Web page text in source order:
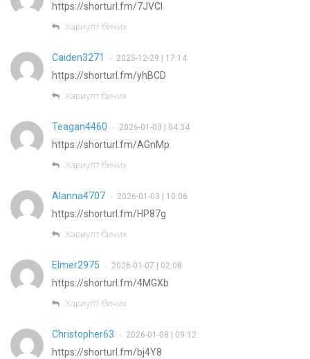
https://shorturl.fm/7JVCl
Хариулт бичих
Caiden3271 • 2025-12-29 | 17:14
https://shorturl.fm/yhBCD
Хариулт бичих
Teagan4460 • 2026-01-03 | 04:34
https://shorturl.fm/AGnMp
Хариулт бичих
Alanna4707 • 2026-01-03 | 10:06
https://shorturl.fm/HP87g
Хариулт бичих
Elmer2975 • 2026-01-07 | 02:08
https://shorturl.fm/4MGXb
Хариулт бичих
Christopher63 • 2026-01-08 | 09:12
https://shorturl.fm/bj4Y8